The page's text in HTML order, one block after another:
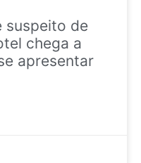
suspeito de
chega a
apresentar